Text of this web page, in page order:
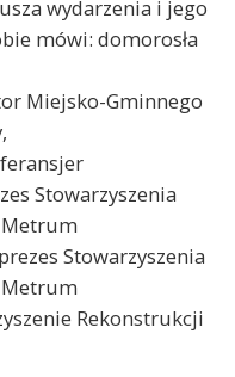
wydarzenia i jego
mówi: domorosła
Miejsko-Gminnego
Stowarzyszenia
Stowarzyszenia
Rekonstrukcji